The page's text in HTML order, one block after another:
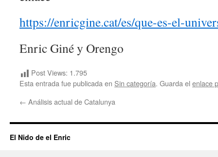
https://enricgine.cat/es/que-es-el-
Enric Giné y Orengo
Post Views: 1.795
Esta entrada fue publicada en Sin categoría. Guarda el enlace
← Análisis actual de Catalunya
El Nido de el Enric